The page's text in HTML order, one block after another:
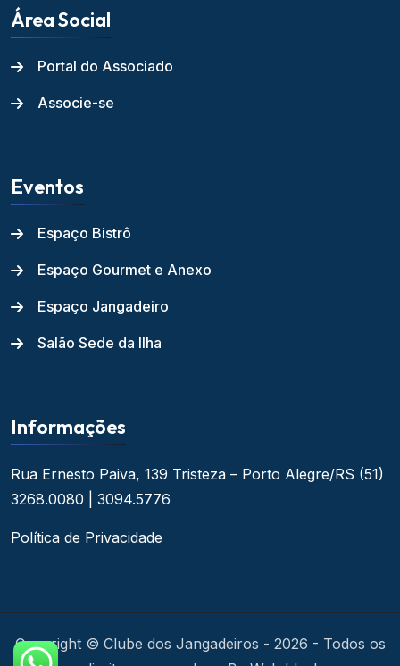
Área Social
Portal do Associado
Associe-se
Eventos
Espaço Bistrô
Espaço Gourmet e Anexo
Espaço Jangadeiro
Salão Sede da Ilha
Informações
Rua Ernesto Paiva, 139 Tristeza – Porto Alegre/RS (51)
3268.0080 | 3094.5776
Política de Privacidade
Copyright © Clube dos Jangadeiros - 2026 - Todos os